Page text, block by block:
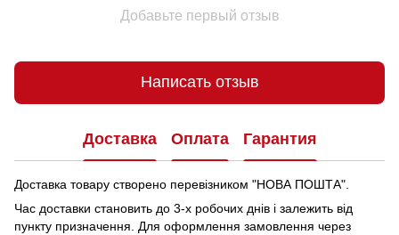
Добавьте первый отзыв
Написать отзыв
Доставка Оплата Гарантия
Доставка товару створено перевізником "НОВА ПОШТА".
Час доставки становить до 3-х робочих днів і залежить від
пункту призначення. Для оформлення замовлення через